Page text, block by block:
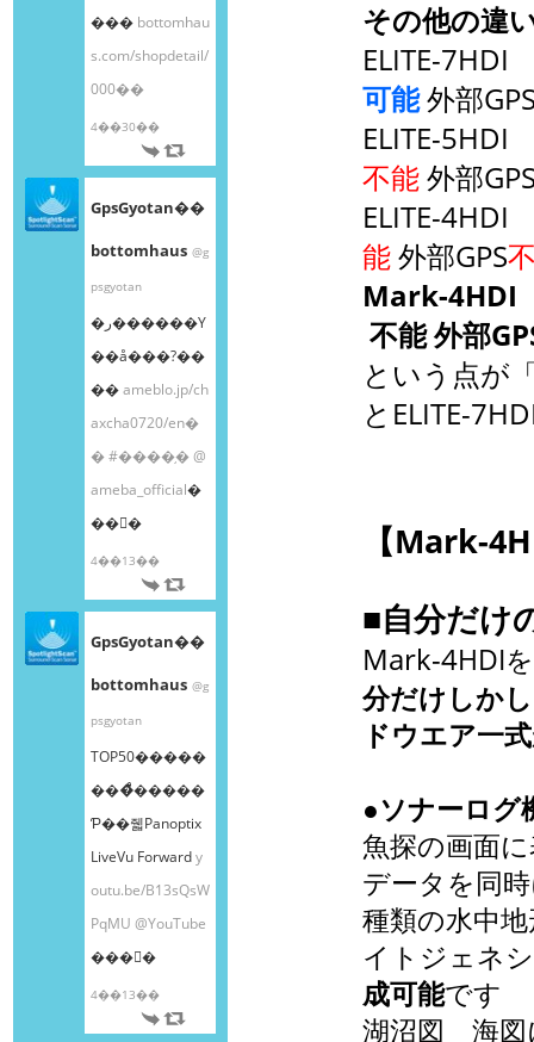
��� bottomhau
s.com/shopdetail/
000��
4��30��
GpsGyotan��
bottomhaus @g
psgyotan
�ر������Υ
��å���?��
��ameblo.jp/ch
axcha0720/en�
�#����֥�@
ameba_official�
��󤫤�
4��13��
GpsGyotan��
bottomhaus @g
psgyotan
TOP50�����
���ͤ�����
Ƥ��줿Panoptix
LiveVu Forwardy
outu.be/B13sQsW
PqMU @YouTube
���󤫤�
4��13��
その他の違
ELITE-
可能外部
ELITE-
不能外部
ELITE-
能外部GPS
Mark-4HDI
不能 外部
という点が
とELITE-
【Mark-
■自分だけ
Mark-4HDI
分だけしか
ドウエア一
●ソナーログ
魚探の画面
データを同
種類の水中
イトジェネ
成可能です
湖沼図 海図